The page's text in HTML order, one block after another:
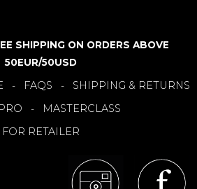
SHIPPING ON ORDERS ABOVE
50EUR/50USD
- FAQS - SHIPPING & RETURNS
-
MASTERCLASS
FOR RETAILER